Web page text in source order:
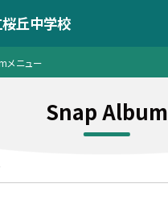
丘中学校
メニュー
Snap Album